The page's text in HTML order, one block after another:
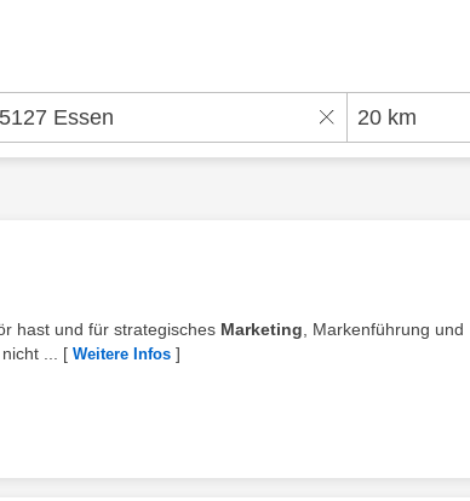
hast und für strategisches Marketing , Markenführung und
...
[ Weitere Infos ]